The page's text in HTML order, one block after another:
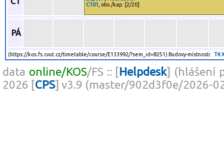
C101 , obs./kap.:[2/20]
PÁ
(https://kos.fs.cvut.cz/timetable/course/E133992/?sem_id=B251) Budovy-místnosti:
data online/KOS/FS :: [Helpdesk] (hlášení
2026 [CPS] v3.9 (master/902d3f0e/2026-